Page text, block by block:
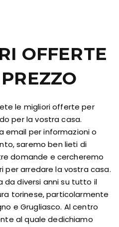
OFFERTE
le migliori offerte per
per la vostra casa.
email per informazioni o
saremo ben lieti di
domande e cercheremo
per arredare la vostra casa.
da diversi anni su tutto il
torinese, particolarmente
e Grugliasco. Al centro
al quale dedichiamo